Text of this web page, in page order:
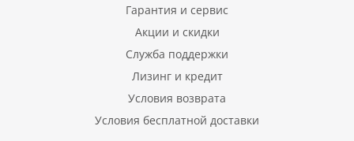
Гарантия и сервис
Акции и скидки
Служба поддержки
Лизинг и кредит
Условия возврата
Условия бесплатной доставки